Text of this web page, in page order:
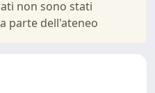
non sono stati
parte dell'ateneo